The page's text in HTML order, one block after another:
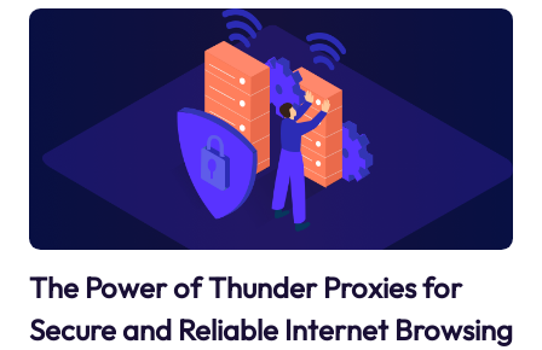
The Power of Thunder Proxies for
Secure and Reliable Internet Browsing